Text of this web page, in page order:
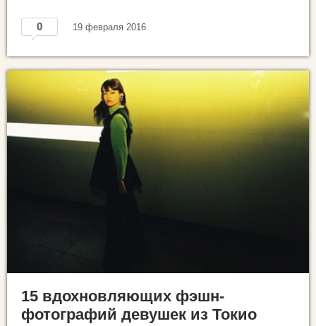
0 19 февраля 2016
15 вдохновляющих фэшн-
фотографий девушек из Токио